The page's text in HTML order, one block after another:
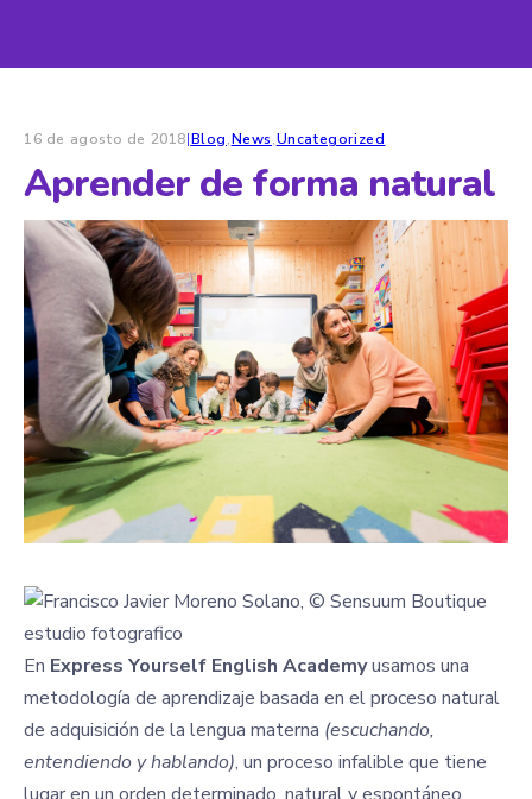
16 de agosto de 2018|Blog,News,Uncategorized
Aprender de forma natural
En Express Yourself English Academyusamos una
metodología de aprendizaje basada en el proceso natural
de adquisición de la lengua materna (escuchando,
entendiendo y hablando), un proceso infalible que tiene